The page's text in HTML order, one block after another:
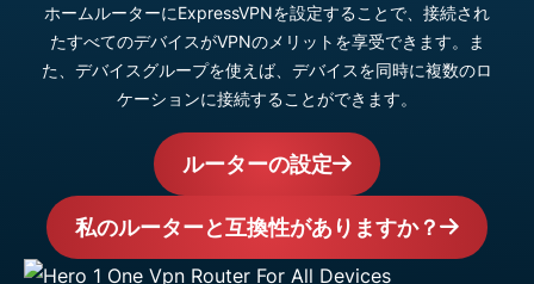
ホームルーターにExpressVPNを設定することで、接続され
たすべてのデバイスがVPNのメリットを享受できます。ま
た、デバイスグループを使えば、デバイスを同時に複数のロ
ケーションに接続することができます。
ルーターの設定
私のルーターと互換性がありますか？